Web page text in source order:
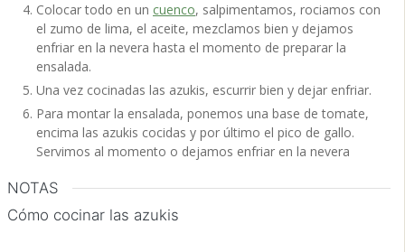
Colocar todo en un cuenco, salpimentamos, rociamos con
el zumo de lima, el aceite, mezclamos bien y dejamos
enfriar en la nevera hasta el momento de preparar la
ensalada.
Una vez cocinadas las azukis, escurrir bien y dejar enfriar.
Para montar la ensalada, ponemos una base de tomate,
encima las azukis cocidas y por último el pico de gallo.
Servimos al momento o dejamos enfriar en la nevera
NOTAS
Cómo cocinar las azukis